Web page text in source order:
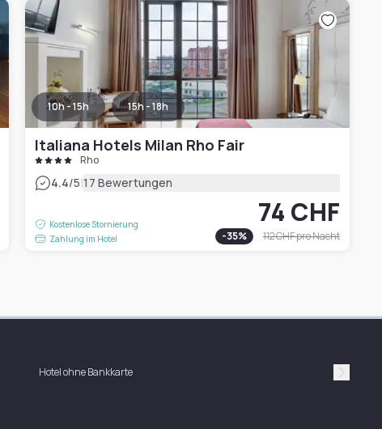
10h - 15h 15h - 18h
Italiana Hotels Milan Rho Fair
Rho
4.4/5|17 Bewertungen
Kostenlose Stornierung
Zahlung im Hotel
74 CHF
-35% 112 CHFpro Nacht
Hotel ohne Bankkarte